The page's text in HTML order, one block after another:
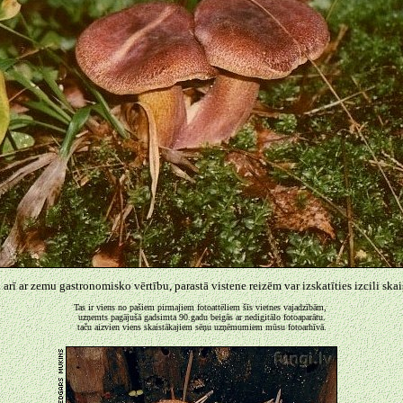
ar zemu gastronomisko vērtību, parastā vistene reizēm var izskatīties izcili
Tas ir viens no pašiem pirmajiem fotoattēliem šīs vietnes vajadzībām,
uzņemts pagājušā gadsimta 90.gadu beigās ar nedigitālo fotoaparātu.
taču aizvien viens skaistākajiem sēņu uzņēmumiem mūsu fotoarhīvā.